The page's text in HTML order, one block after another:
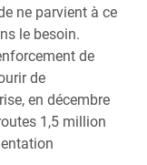
ne parvient à ce
le besoin.
de
de
en décembre
1,5 million